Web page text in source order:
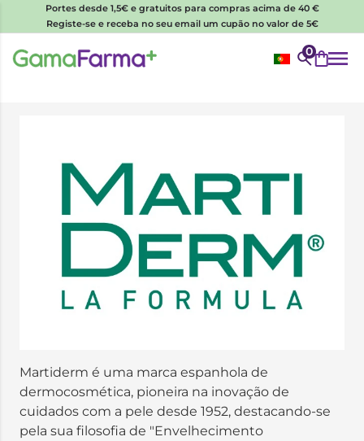
Portes desde 1,5€ e gratuitos para compras acima de 40 €
Registe-se e receba no seu email um cupão no valor de 5€
0
Martiderm é uma marca espanhola de
dermocosmética, pioneira na inovação de
cuidados com a pele desde 1952, destacando-se
pela sua filosofia de "Envelhecimento